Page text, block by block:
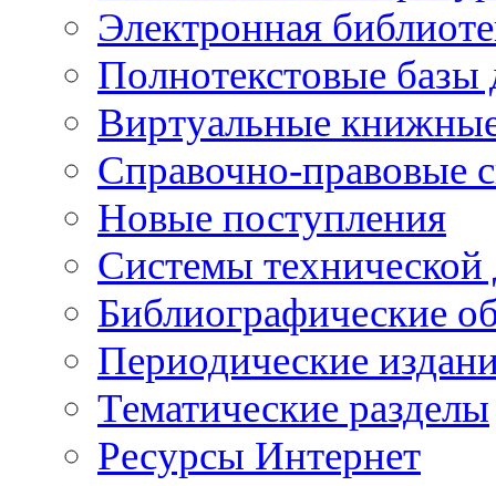
Электронная
Полнотекстовые
Виртуальные
Справочно-правовые
Новые поступления
Cистемы
Библиографические
Периодические
Тематические разделы
Ресурсы Интернет